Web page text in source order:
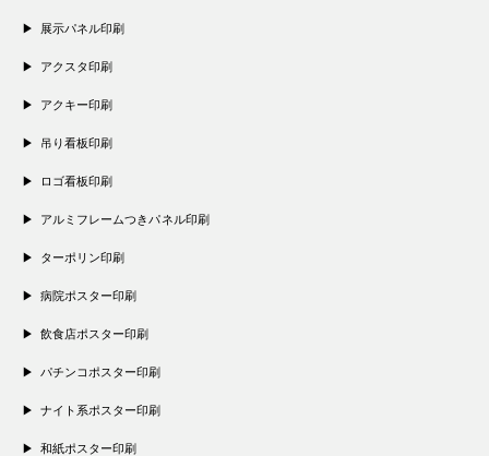
展示パネル印刷
アクスタ印刷
アクキー印刷
吊り看板印刷
ロゴ看板印刷
アルミフレームつきパネル印刷
ターポリン印刷
病院ポスター印刷
飲食店ポスター印刷
パチンコポスター印刷
ナイト系ポスター印刷
和紙ポスター印刷